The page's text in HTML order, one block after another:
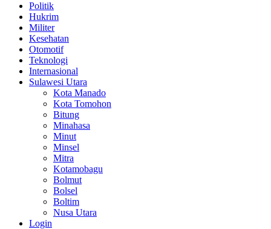
Politik
Hukrim
Militer
Kesehatan
Otomotif
Teknologi
Internasional
Sulawesi Utara
Kota Manado
Kota Tomohon
Bitung
Minahasa
Minut
Minsel
Mitra
Kotamobagu
Bolmut
Bolsel
Boltim
Nusa Utara
Login